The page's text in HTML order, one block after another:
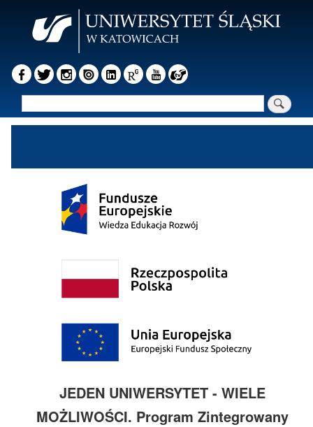
JEDEN UNIWERSYTET - WIELE
MOŻLIWOŚCI. Program Zintegrowany